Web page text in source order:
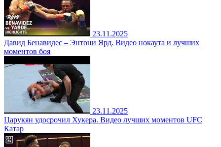
23.11.2025
Давид Бенавидес – Энтони Ярд. Видео нокаута и лучших
моментов боя
23.11.2025
Царукян удосрочил Хукера. Видео лучших моментов UFC
Катар